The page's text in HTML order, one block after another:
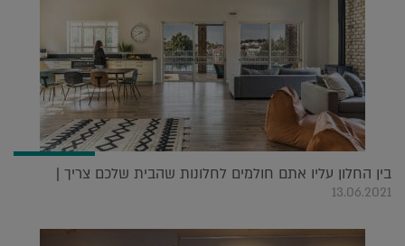
בין החלון עליו אתם חולמים לחלונות שהבית שלכם צריך |
13.06.2021